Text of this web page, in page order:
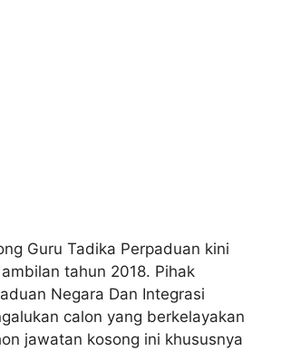
Guru Tadika Perpaduan kini
tahun 2018. Pihak
Negara Dan Integrasi
calon yang berkelayakan
jawatan kosong ini khususnya